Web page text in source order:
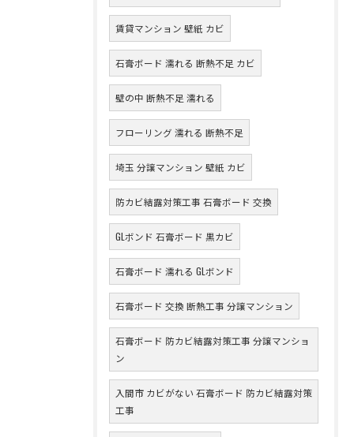
賃貸マンション 壁紙 カビ
石膏ボード 濡れる 断熱不足 カビ
壁の中 断熱不足 濡れる
フローリング 濡れる 断熱不足
埼玉 分譲マンション 壁紙 カビ
防カビ結露対策工事 石膏ボード 交換
GLボンド 石膏ボード 黒カビ
石膏ボード 濡れる GLボンド
石膏ボード 交換 断熱工事 分譲マンション
石膏ボード 防カビ結露対策工事 分譲マンショ
ン
入間市 カビがない 石膏ボード 防カビ結露対策
工事